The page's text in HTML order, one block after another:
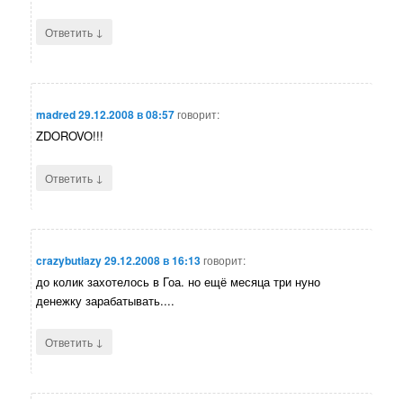
Ответить ↓
madred29.12.2008 в 08:57говорит:
ZDOROVO!!!
Ответить ↓
crazybutlazy29.12.2008 в 16:13говорит:
до колик захотелось в Гоа. но ещё месяца три нуно
денежку зарабатывать....
Ответить ↓